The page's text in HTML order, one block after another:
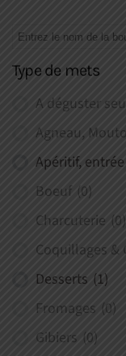
Type de mets
A déguster
Agneau,
Apéritif, entrée
Boeuf (0)
Charcuterie (0)
Coquillages &
Desserts (1)
Fromages (0)
Gibiers (0)